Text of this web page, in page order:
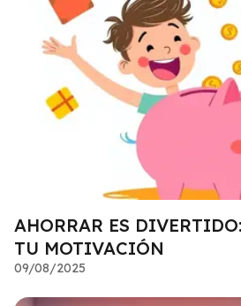
AHORRAR ES
TU MOTIVACIÓN
09/08/2025